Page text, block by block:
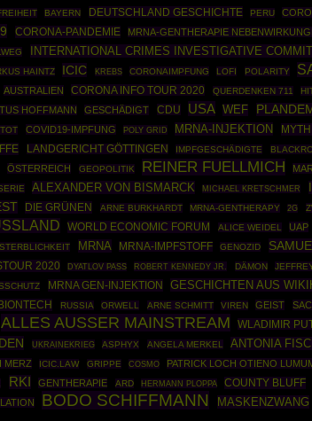
BAYERN DEUTSCHLAND GESCHICHTE PERU
CORONA-PANDEMIE MRNA-GENTHERAPIE
INTERNATIONAL CRIMES INVESTIGATIVE
HAINTZ ICIC KREBS CORONAIMPFUNG LOFI POLARITY
AUSTRALIEN CORONA INFO TOUR 2020 QUERDENKEN 711
HOFFMANN GESCHÄDIGT CDU USA WEF
COVID19-IMPFUNG POLY GRID MRNA-INJEKTION
LANDGERICHT GÖTTINGEN IMPFGESCHÄDIGTE
ÖSTERREICH GEOPOLITIK REINER FUELLMICH
ALEXANDER VON BISMARCK MICHAEL KRETSCHMER
DIE GRÜNEN ARNE BURKHARDT MRNA-GENTHERAPY 2G
WORLD ECONOMIC FORUM ALICE WEIDEL UAP
MRNA MRNA-IMPFSTOFF GENOZID
2020 DYATLOV PASS ROBERT KENNEDY JR. DÄMON
MRNA GEN-INJEKTION GESCHICHTEN AUS
RUSSIA ORWELL ARNE SCHMITT VIREN GEIST
ALLES AUSSER MAINSTREAM WLADIMIR
UKRAINEKRIEG ASPHYX ANGELA MERKEL ANTONIA
MERZ ICIC.LAW GRIPPE COSMO PATRICK LOCH OTIENO
RKI GENTHERAPIE ARD HERMANN PLOPPA COUNTY BLUFF
BODO SCHIFFMANN MASKENZWANG